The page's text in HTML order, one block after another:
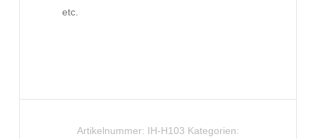
etc.
Artikelnummer: IH-H103 Kategorien: